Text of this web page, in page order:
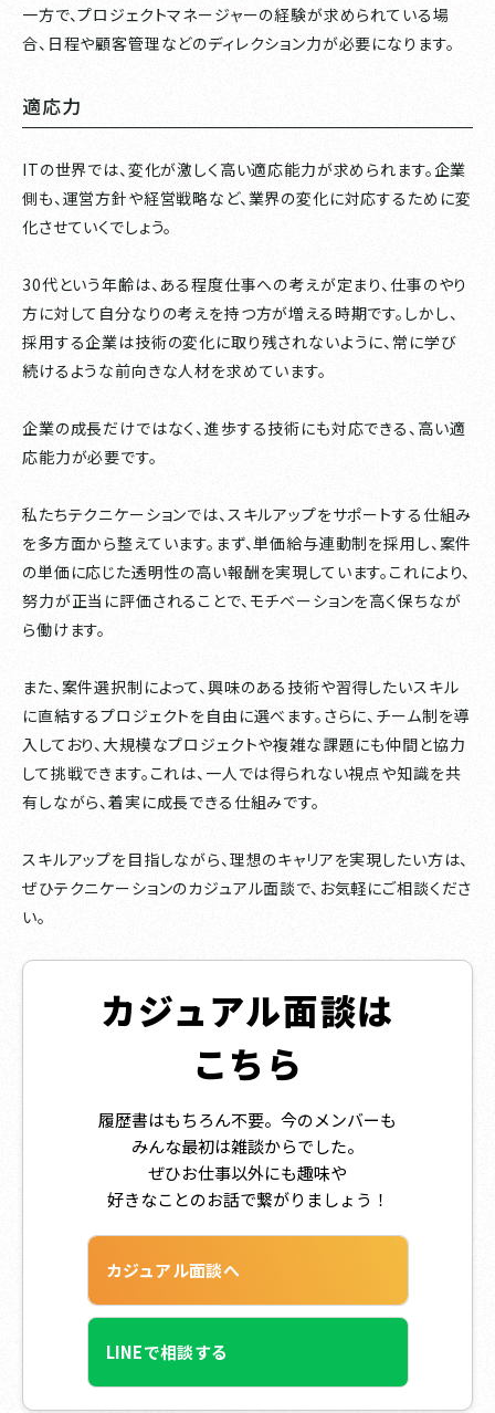
一方で、プロジェクトマネージャーの経験が求められている場
合、日程や顧客管理などのディレクション力が必要になります。
適応力
ITの世界では、変化が激しく高い適応能力が求められます。企業
側も、運営方針や経営戦略など、業界の変化に対応するために変
化させていくでしょう。
30代という年齢は、ある程度仕事への考えが定まり、仕事のやり
方に対して自分なりの考えを持つ方が増える時期です。しかし、
採用する企業は技術の変化に取り残されないように、常に学び
続けるような前向きな人材を求めています。
企業の成長だけではなく、進歩する技術にも対応できる、高い適
応能力が必要です。
私たちテクニケーションでは、スキルアップをサポートする仕組み
を多方面から整えています。まず、単価給与連動制を採用し、案件
の単価に応じた透明性の高い報酬を実現しています。これにより、
努力が正当に評価されることで、モチベーションを高く保ちなが
ら働けます。
また、案件選択制によって、興味のある技術や習得したいスキル
に直結するプロジェクトを自由に選べます。さらに、チーム制を導
入しており、大規模なプロジェクトや複雑な課題にも仲間と協力
して挑戦できます。これは、一人では得られない視点や知識を共
有しながら、着実に成長できる仕組みです。
スキルアップを目指しながら、理想のキャリアを実現したい方は、
ぜひテクニケーションのカジュアル面談で、お気軽にご相談くださ
い。
カジュアル面談は
こちら
履歴書はもちろん不要。今のメンバーも
みんな最初は雑談からでした。
ぜひお仕事以外にも趣味や
好きなことのお話で繋がりましょう！
カジュアル面談へ
LINEで相談する